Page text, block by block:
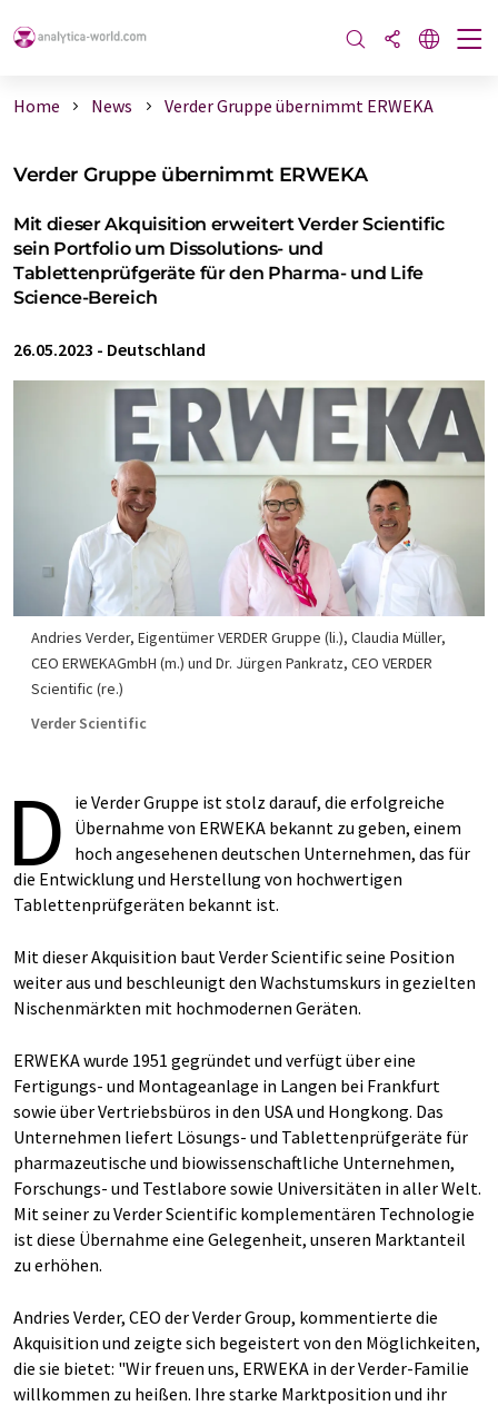
Home News Verder Gruppe übernimmt ERWEKA
Verder Gruppe übernimmt ERWEKA
Mit dieser Akquisition erweitert Verder Scientific
sein Portfolio um Dissolutions- und
Tablettenprüfgeräte für den Pharma- und Life
Science-Bereich
26.05.2023 - Deutschland
Andries Verder, Eigentümer VERDER Gruppe (li.), Claudia Müller,
CEO ERWEKAGmbH (m.) und Dr. Jürgen Pankratz, CEO VERDER
Scientific (re.)
Verder Scientific
D
ie Verder Gruppe ist stolz darauf, die erfolgreiche
Übernahme von ERWEKA bekannt zu geben, einem
hoch angesehenen deutschen Unternehmen, das für
die Entwicklung und Herstellung von hochwertigen
Tablettenprüfgeräten bekannt ist.
Mit dieser Akquisition baut Verder Scientific seine Position
weiter aus und beschleunigt den Wachstumskurs in gezielten
Nischenmärkten mit hochmodernen Geräten.
ERWEKA wurde 1951 gegründet und verfügt über eine
Fertigungs- und Montageanlage in Langen bei Frankfurt
sowie über Vertriebsbüros in den USA und Hongkong. Das
Unternehmen liefert Lösungs- und Tablettenprüfgeräte für
pharmazeutische und biowissenschaftliche Unternehmen,
Forschungs- und Testlabore sowie Universitäten in aller Welt.
Mit seiner zu Verder Scientific komplementären Technologie
ist diese Übernahme eine Gelegenheit, unseren Marktanteil
zu erhöhen.
Andries Verder, CEO der Verder Group, kommentierte die
Akquisition und zeigte sich begeistert von den Möglichkeiten,
die sie bietet: "Wir freuen uns, ERWEKA in der Verder-Familie
willkommen zu heißen. Ihre starke Marktposition und ihr